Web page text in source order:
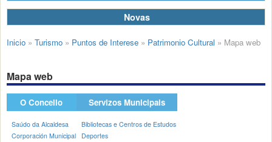
Novas
Inicio » Turismo » Puntos de Interese » Patrimonio Cultural » Mapa web
Mapa web
O Concello
Saúdo da Alcaldesa
Corporación Municipal
Servizos Municipais
Bibliotecas e Centros de Estudos
Deportes